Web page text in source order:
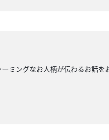
ミングなお人柄が伝わるお話を